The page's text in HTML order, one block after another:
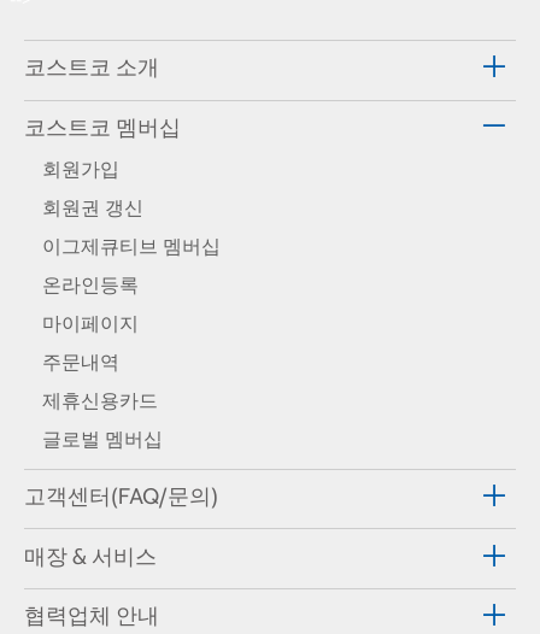
코스트코 소개
코스트코 멤버십
회원가입
회원권 갱신
이그제큐티브 멤버십
온라인등록
마이페이지
주문내역
제휴신용카드
글로벌 멤버십
고객센터(FAQ/문의)
매장 & 서비스
협력업체 안내